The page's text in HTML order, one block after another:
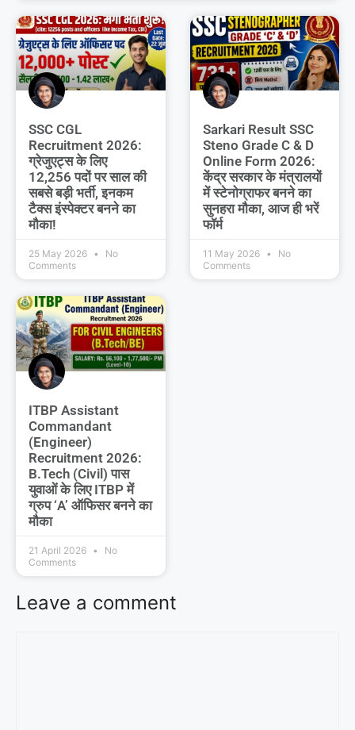
SSC CGL
Recruitment 2026:
ग्रेजुएट्स के लिए
12,256 पदों पर साल की
सबसे बड़ी भर्ती, इनकम
टैक्स इंस्पेक्टर बनने का
मौका!
25 May 2026
No
Comments
Sarkari Result SSC
Steno Grade C & D
Online Form 2026:
केंद्र सरकार के मंत्रालयों
में स्टेनोग्राफर बनने का
सुनहरा मौका, आज ही भरें
फॉर्म
11 May 2026
No
Comments
ITBP Assistant
Commandant
(Engineer)
Recruitment 2026:
B.Tech (Civil) पास
युवाओं के लिए ITBP में
ग्रुप ‘A’ ऑफिसर बनने का
मौका
21 April 2026
No
Comments
Leave a comment